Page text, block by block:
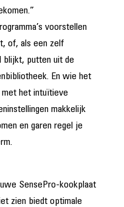
voorstellen
of, als een zelf
blijkt, putten uit de
En wie het
met het intuïtieve
makkelijk
en garen regel je
SensePro-kookplaat
zien biedt optimale